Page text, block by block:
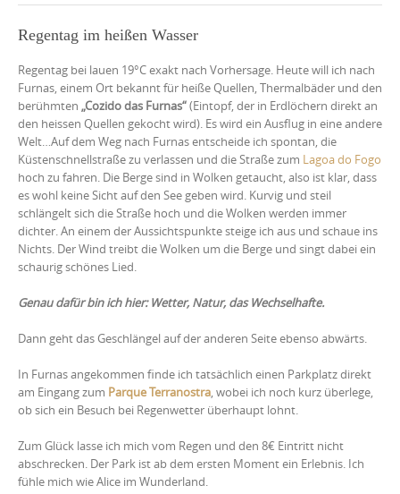
Regentag im heißen Wasser
Regentag bei lauen 19°C exakt nach Vorhersage. Heute will ich nach
Furnas, einem Ort bekannt für heiße Quellen, Thermalbäder und den
berühmten „Cozido das Furnas“(Eintopf, der in Erdlöchern direkt an
den heissen Quellen gekocht wird). Es wird ein Ausflug in eine andere
Welt…Auf dem Weg nach Furnas entscheide ich spontan, die
Küstenschnellstraße zu verlassen und die Straße zum Lagoa do Fogo
hoch zu fahren. Die Berge sind in Wolken getaucht, also ist klar, dass
es wohl keine Sicht auf den See geben wird. Kurvig und steil
schlängelt sich die Straße hoch und die Wolken werden immer
dichter. An einem der Aussichtspunkte steige ich aus und schaue ins
Nichts. Der Wind treibt die Wolken um die Berge und singt dabei ein
schaurig schönes Lied.
Genau dafür bin ich hier: Wetter, Natur, das Wechselhafte.
Dann geht das Geschlängel auf der anderen Seite ebenso abwärts.
In Furnas angekommen finde ich tatsächlich einen Parkplatz direkt
am Eingang zum Parque Terranostra, wobei ich noch kurz überlege,
ob sich ein Besuch bei Regenwetter überhaupt lohnt.
Zum Glück lasse ich mich vom Regen und den 8€ Eintritt nicht
abschrecken. Der Park ist ab dem ersten Moment ein Erlebnis. Ich
fühle mich wie Alice im Wunderland.